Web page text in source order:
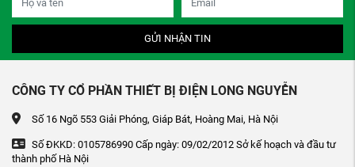
GỬI NHẬN TIN
CÔNG TY CỔ PHẦN THIẾT BỊ ĐIỆN LONG NGUYỄN
Số 16 Ngõ 553 Giải Phóng, Giáp Bát, Hoàng Mai, Hà Nội
Số ĐKKD: 0105786990 Cấp ngày: 09/02/2012 Sở kế hoạch và đầu tư
thành phố Hà Nội